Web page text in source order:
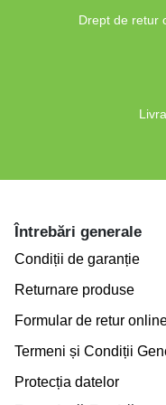
Drept de retur
Întrebări generale
Condiții de garanție
Returnare produse
Formular de retur
Termeni și Condiții
Protecția datelor